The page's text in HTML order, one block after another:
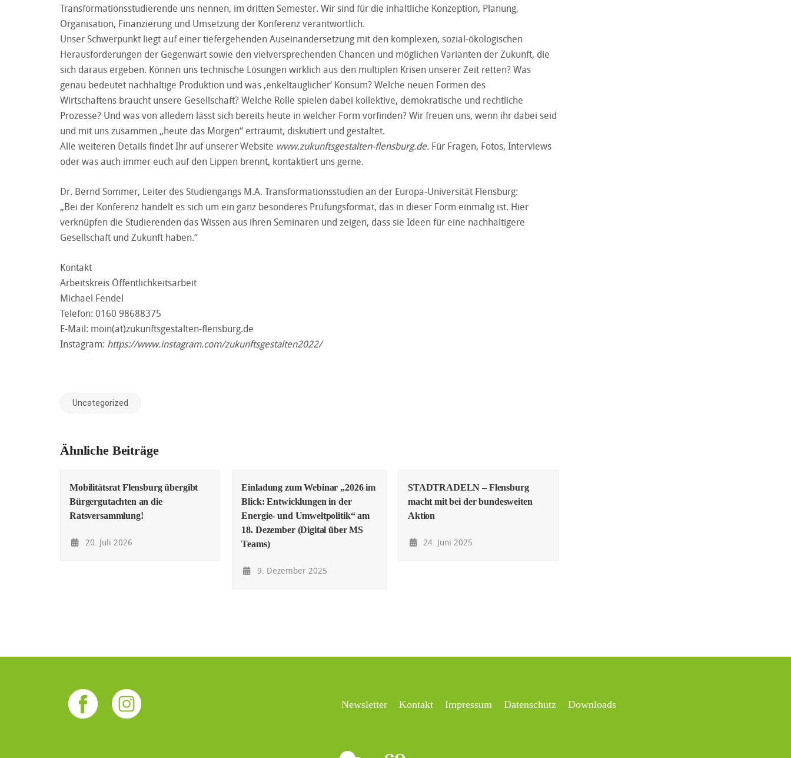
Transformationsstudierende uns nennen, im dritten Semester. Wir sind für die inhaltliche Konzeption, Planung,
Organisation, Finanzierung und Umsetzung der Konferenz verantwortlich.
Unser Schwerpunkt liegt auf einer tiefergehenden Auseinandersetzung mit den komplexen, sozial-ökologischen
Herausforderungen der Gegenwart sowie den vielversprechenden Chancen und möglichen Varianten der Zukunft, die
sich daraus ergeben. Können uns technische Lösungen wirklich aus den multiplen Krisen unserer Zeit retten? Was
genau bedeutet nachhaltige Produktion und was ‚enkeltauglicher‘ Konsum? Welche neuen Formen des
Wirtschaftens braucht unsere Gesellschaft? Welche Rolle spielen dabei kollektive, demokratische und rechtliche
Prozesse? Und was von alledem lässt sich bereits heute in welcher Form vorfinden? Wir freuen uns, wenn ihr dabei seid
und mit uns zusammen „heute das Morgen“ erträumt, diskutiert und gestaltet.
Alle weiteren Details findet Ihr auf unserer Website www.zukunftsgestalten-flensburg.de. Für Fragen, Fotos, Interviews
oder was auch immer euch auf den Lippen brennt, kontaktiert uns gerne.
Dr. Bernd Sommer, Leiter des Studiengangs M.A. Transformationsstudien an der Europa-Universität Flensburg:
„Bei der Konferenz handelt es sich um ein ganz besonderes Prüfungsformat, das in dieser Form einmalig ist. Hier
verknüpfen die Studierenden das Wissen aus ihren Seminaren und zeigen, dass sie Ideen für eine nachhaltigere
Gesellschaft und Zukunft haben.“
Kontakt
Arbeitskreis Öffentlichkeitsarbeit
Michael Fendel
Telefon: 0160 98688375
E-Mail: moin(at)zukunftsgestalten-flensburg.de
Instagram: https://www.instagram.com/zukunftsgestalten2022/
Uncategorized
Ähnliche Beiträge
Mobilitätsrat Flensburg übergibt
Bürgergutachten an die
Ratsversammlung!
20. Juli 2026
Einladung zum Webinar „2026 im
Blick: Entwicklungen in der
Energie- und Umweltpolitik“ am
18. Dezember (Digital über MS
Teams)
9. Dezember 2025
STADTRADELN – Flensburg
macht mit bei der bundesweiten
Aktion
24. Juni 2025
Newsletter Kontakt Impressum Datenschutz Downloads